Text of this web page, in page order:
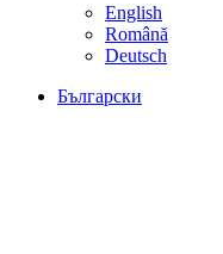
English
Română
Deutsch
Български